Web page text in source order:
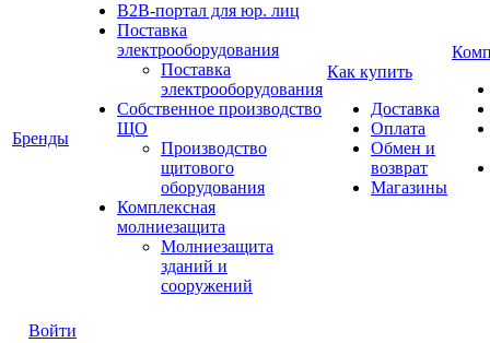
Бренды
B2B-портал для юр. лиц
Поставка
электрооборудования
Поставка
электрооборудования
Собственное производство
ЩО
Производство
щитового
оборудования
Комплексная
молниезащита
Молниезащита
зданий и
сооружений
Как купить
Доставка
Оплата
Обмен и
возврат
Магазины
Войти